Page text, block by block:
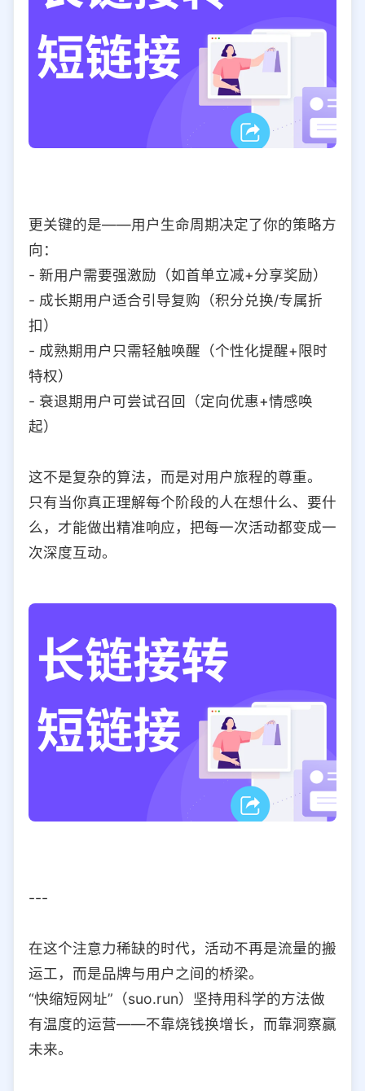
更关键的是——用户生命周期决定了你的策略方
向：
- 新用户需要强激励（如首单立减+分享奖励）
- 成长期用户适合引导复购（积分兑换/专属折
扣）
- 成熟期用户只需轻触唤醒（个性化提醒+限时
特权）
- 衰退期用户可尝试召回（定向优惠+情感唤
起）
这不是复杂的算法，而是对用户旅程的尊重。
只有当你真正理解每个阶段的人在想什么、要什
么，才能做出精准响应，把每一次活动都变成一
次深度互动。
---
在这个注意力稀缺的时代，活动不再是流量的搬
运工，而是品牌与用户之间的桥梁。
“快缩短网址”（suo.run）坚持用科学的方法做
有温度的运营——不靠烧钱换增长，而靠洞察赢
未来。